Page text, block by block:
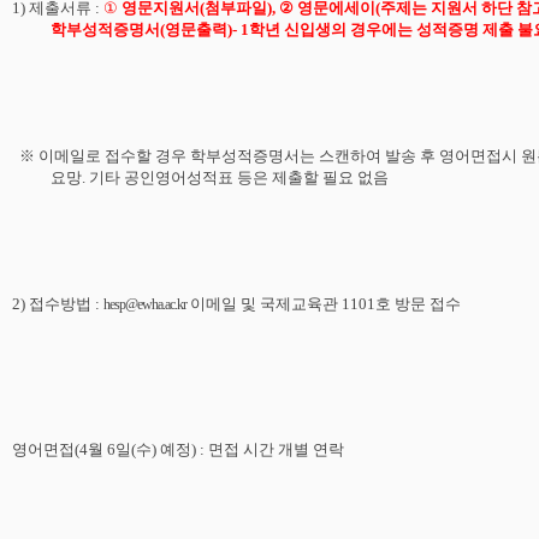
1)제출서류 : ① 영문지원서(첨부파일), ② 영문에세이(주제는 지원서 하단 참
학부성적증명서(영문출력)- 1학년 신입생의 경우에는 성적증명 제출 불
※ 이메일로 접수할 경우 학부성적증명서는 스캔하여 발송 후 영어면접시 원
요망. 기타 공인영어성적표 등은 제출할 필요 없음
2) 접수방법 :hesp@ewha.ac.kr 이메일 및 국제교육관 1101호 방문 접수
영어면접(4월 6일(수) 예정) : 면접 시간 개별 연락